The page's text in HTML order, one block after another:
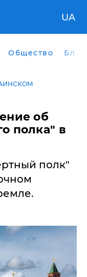
UA
Общество
об
полка" в
полк"